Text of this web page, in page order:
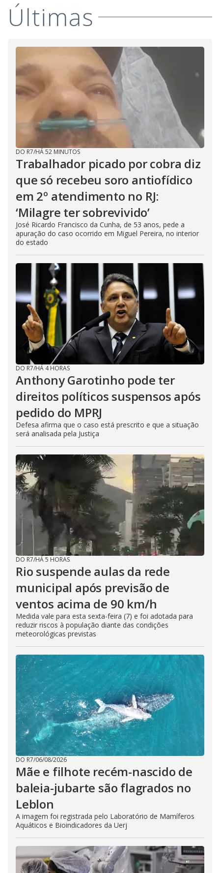
Últimas
DO R7/HÁ 52 MINUTOS
Trabalhador picado por cobra diz
que só recebeu soro antiofídico
em 2º atendimento no RJ:
‘Milagre ter sobrevivido’
José Ricardo Francisco da Cunha, de 53 anos, pede a
apuração do caso ocorrido em Miguel Pereira, no interior
do estado
DO R7/HÁ 4 HORAS
Anthony Garotinho pode ter
direitos políticos suspensos após
pedido do MPRJ
Defesa afirma que o caso está prescrito e que a situação
será analisada pela Justiça
DO R7/HÁ 5 HORAS
Rio suspende aulas da rede
municipal após previsão de
ventos acima de 90 km/h
Medida vale para esta sexta-feira (7) e foi adotada para
reduzir riscos à população diante das condições
meteorológicas previstas
DO R7/06/08/2026
Mãe e filhote recém-nascido de
baleia-jubarte são flagrados no
Leblon
A imagem foi registrada pelo Laboratório de Mamíferos
Aquáticos e Bioindicadores da Uerj